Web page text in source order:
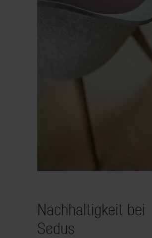
Nachhaltigkeit bei
Sedus